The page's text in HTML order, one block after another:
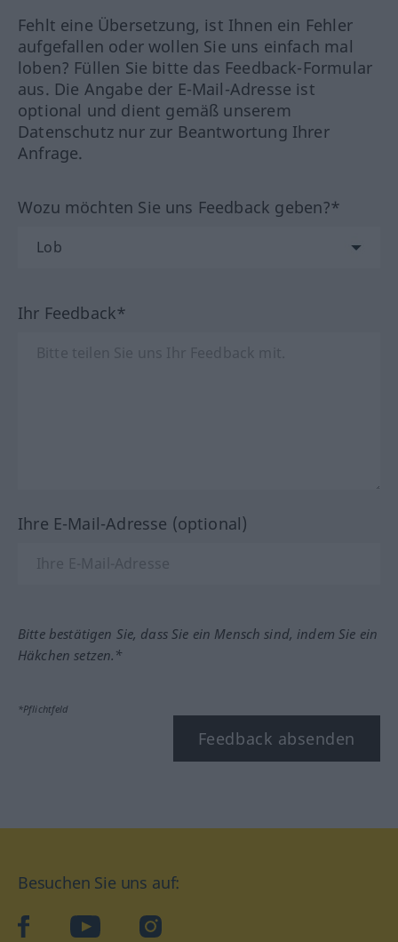
Fehlt eine Übersetzung, ist Ihnen ein Fehler
aufgefallen oder wollen Sie uns einfach mal
loben? Füllen Sie bitte das Feedback-Formular
aus. Die Angabe der E-Mail-Adresse ist
optional und dient gemäß unserem
Datenschutz nur zur Beantwortung Ihrer
Anfrage.
Wozu möchten Sie uns Feedback geben?*
Ihr Feedback*
Ihre E-Mail-Adresse (optional)
Bitte bestätigen Sie, dass Sie ein Mensch sind, indem Sie ein
Häkchen setzen.*
*Pflichtfeld
Feedback absenden
Besuchen Sie uns auf:
facebookYouTube Instagram